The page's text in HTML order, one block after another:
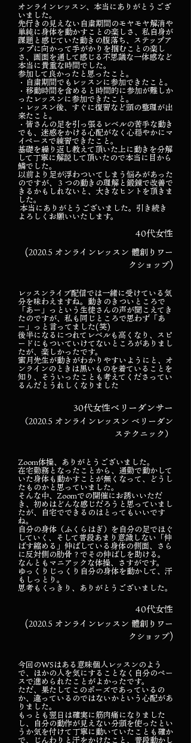
オンラインレッスン、本当にありがとうござ
いました。
先行きの見えない自粛期間のモヤモヤ解消や
単純に身体を動かすことの楽しさ、私自身が
課題と感じていた動きの腹落ち、ステップア
ップに向かって手がかりを掴むことの楽し
さ、画面を通して感じる不思議な一体感など
本当に貴重な時間でした。
参加して良かったと思ったこと。
・自粛期間でもレッスンに参加できたこと。
・移動時間を含めると時間的に参加が難しか
ったレッスンに参加できたこと。
・レッスン後、すぐに復習など頭の整理が出
来たこと。
・皆さんの足を引っ張るレベルの苦手な動き
でも、迷惑をかける心配がなく心穏やかにマ
イペースで練習できたこと。
基礎を繰り返し教えて頂いた上に動きを分解
して丁寧に解説して頂いたので本当に目から
鱗でした。
以前より足が浮わついてしまう悩みがあった
のですが、３つの動きの理解と鍛錬で改善で
きるかもしれないと、大きなヒントを頂きま
した。
本当にありがとうございました。引き続き
よろしくお願いいたします。
40代女性
(2020.5 オンラインレッスン 體創りワー
クショップ)
レッスンライブ配信では一緒に受けている気
分を味わえますね。動きのきついところで
「あー」っという生徒さんの声が聞こえてき
たのですが、私も同じところで思わず「あ
ー」っと言ってました(笑)
後半になるにつれてレベルも高くなり、スピ
ードにもついていけてないところがありまし
たが、楽しかったです。
蜜月先生が動きがわかりやすいようにと、オ
ンラインのときは黒いものを着ていることを
知り、そういったことも考えてくださってい
るんだとうれしくなりました
30代女性ベリーダンサー
（2020.5 オンラインレッスン ベリーダン
ステクニック）
Zoom体操、ありがとうございました。
在宅勤務となったことから、通勤で動かして
いた身体も動かすことが無くなって、どうし
たものかと思っていました。
そんな中、Zoomでの開催にお誘いいただ
き、初めはどんな感じだろうと思っていまし
たが、自宅でできるのはとってもいいです
ね。
自分の身体（ふくらはぎ）を自分の足でほぐ
していく、そして普段あまり意識しない「伸
ばす縮める」伸ばしている身体の側面、さら
に反対側の肋骨？でその伸ばしを助ける。
なんともマニアックな体操、さすがです。
ゆっくりじっくり自分の身体を動かして、汗
もしっとり。
思考もくっきり、ありがとうございました。
40代女性
(2020.5 オンラインレッスン 體創りワー
クショップ)
今回のWSはある意味個人レッスンのよう
で、ほかの人を気にすることなく自分のペー
スで進められたことがよかったです。
ただ、果たしてこのポーズであっているの
か、違っているのではないかという心配があ
りました。
もっとも翌日は確実に筋肉痛になりました
し、自分の動作が見えない分頭を使ったとい
うか気を付けて丁寧に動いていたことも確か
で、じんわりと汗をかけたこと、普段動かし